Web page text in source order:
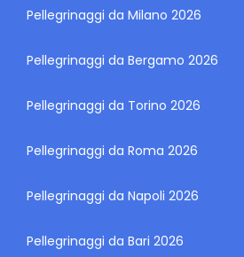
Pellegrinaggi da Milano 2026
Pellegrinaggi da Bergamo 2026
Pellegrinaggi da Torino 2026
Pellegrinaggi da Roma 2026
Pellegrinaggi da Napoli 2026
Pellegrinaggi da Bari 2026